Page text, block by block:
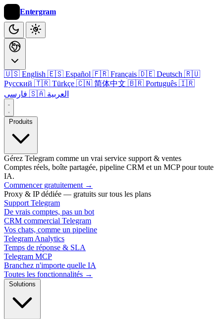
Entergram
🇺🇸 English 🇪🇸 Español 🇫🇷 Français 🇩🇪 Deutsch 🇷🇺
Русский 🇹🇷 Türkçe 🇨🇳 简体中文 🇧🇷 Português 🇮🇷
🇸🇦 العربية
Produits
Gérez Telegram comme un vrai service support & ventes
Comptes réels, boîte partagée, pipeline CRM et un MCP pour toute
IA.
Commencer gratuitement →
Proxy & IP dédiée — gratuits sur tous les plans
Support Telegram
De vrais comptes, pas un bot
CRM commercial Telegram
Vos chats, comme un pipeline
Telegram Analytics
Temps de réponse & SLA
Telegram MCP
Branchez n'importe quelle IA
Toutes les fonctionnalités →
Solutions